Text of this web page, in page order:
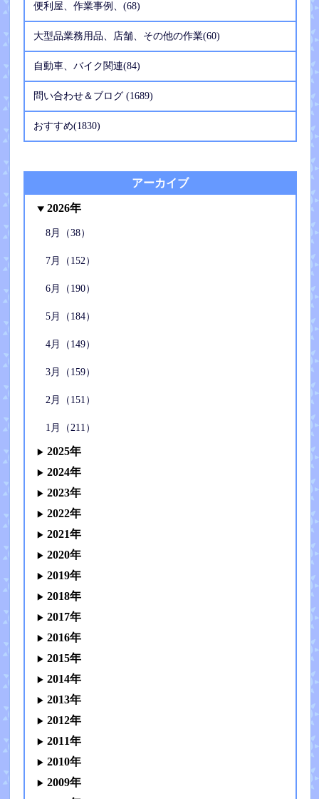
便利屋、作業事例、(68)
大型品業務用品、店舗、その他の作業(60)
自動車、バイク関連(84)
問い合わせ＆ブログ (1689)
おすすめ(1830)
アーカイブ
2026年
8月（38）
7月（152）
6月（190）
5月（184）
4月（149）
3月（159）
2月（151）
1月（211）
2025年
2024年
2023年
2022年
2021年
2020年
2019年
2018年
2017年
2016年
2015年
2014年
2013年
2012年
2011年
2010年
2009年